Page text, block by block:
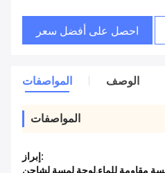
احصل على أفضل سعر
المواصفات الوصف
المواصفات
إبراز:
لمسة مقاومة للماء,لوحة لمسة لشاحن